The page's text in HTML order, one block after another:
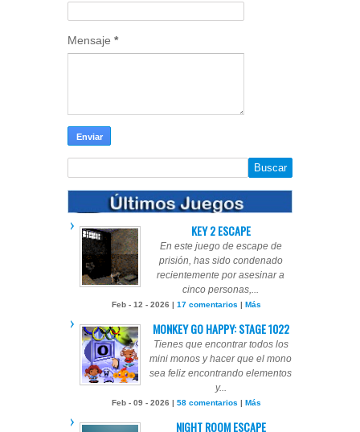
Mensaje *
KEY 2 ESCAPE
En este juego de escape de
prisión, has sido condenado
recientemente por asesinar a
cinco personas,...
Feb - 12 - 2026 | 17 comentarios | Más
MONKEY GO HAPPY: STAGE 1022
Tienes que encontrar todos los
mini monos y hacer que el mono
sea feliz encontrando elementos
y...
Feb - 09 - 2026 | 58 comentarios | Más
NIGHT ROOM ESCAPE